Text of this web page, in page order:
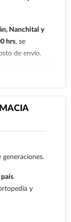
Número de
correo
o a
Nanchital y
hrs, se
de envío.
mediante
el territorio
los
hrs.El
es de
debe
generaciones.
y